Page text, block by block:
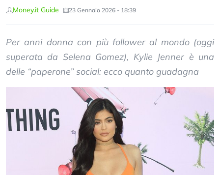
Money.it Guide 23 Gennaio 2026 - 18:39
Per anni donna con più follower al mondo (oggi
superata da Selena Gomez), Kylie Jenner è una
delle “paperone” social: ecco quanto guadagna